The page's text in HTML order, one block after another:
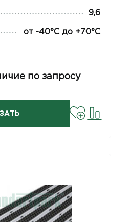
9,6
от -40°С до +70°С
по запросу